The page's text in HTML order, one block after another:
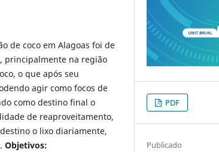
de coco em Alagoas foi de
principalmente na região
o que após seu
agir como focos de
como destino final o
de reaproveitamento,
o lixo diariamente,
Objetivos:
PDF
Publicado